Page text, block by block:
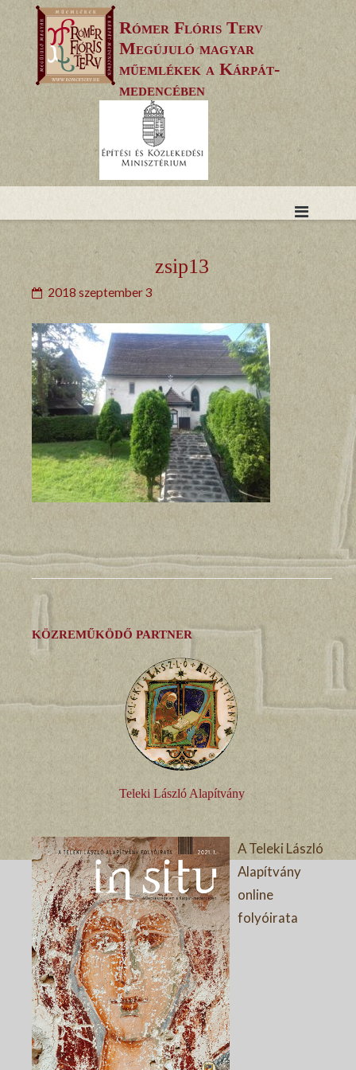
to
content
Rómer Flóris Terv
Megújuló magyar
műemlékek a Kárpát-
medencében
zsip13
2018 szeptember 3
KÖZREMŰKÖDŐ PARTNER
Teleki László Alapítvány
A Teleki László
Alapítvány
online
folyóirata